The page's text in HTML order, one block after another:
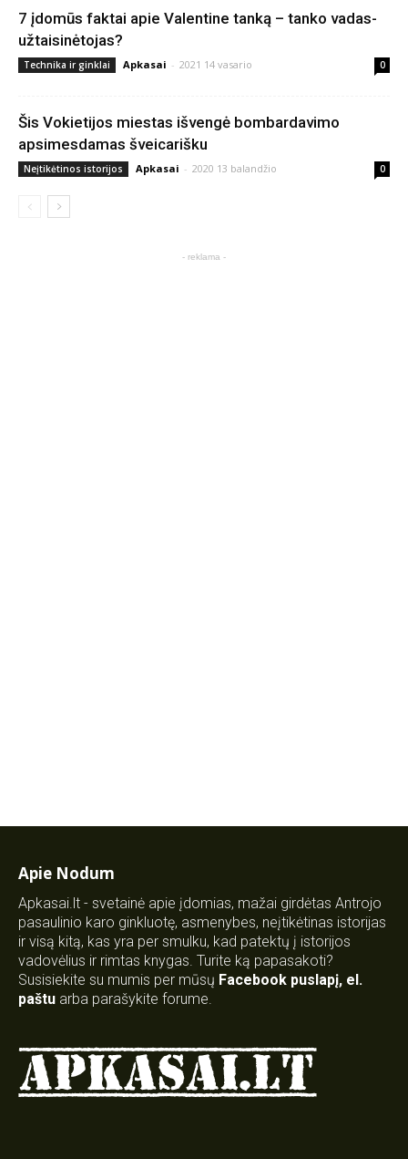
7 įdomūs faktai apie Valentine tanką – tanko vadas-
užtaisinėtojas?
Technika ir ginklai Apkasai - 2021 14 vasario 0
Šis Vokietijos miestas išvengė bombardavimo
apsimesdamas šveicarišku
Neįtikėtinos istorijos Apkasai - 2020 13 balandžio 0
- reklama -
Apie Nodum
Apkasai.lt - svetainė apie įdomias, mažai girdėtas Antrojo
pasaulinio karo ginkluotę, asmenybes, neįtikėtinas istorijas
ir visą kitą, kas yra per smulku, kad patektų į istorijos
vadovėlius ir rimtas knygas. Turite ką papasakoti?
Susisiekite su mumis per mūsų Facebook puslapį, el.
paštu arba parašykite forume.